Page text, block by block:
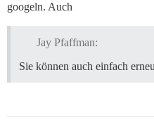
googeln. Auch
Jay Pfaffman:
Sie können auch einfach